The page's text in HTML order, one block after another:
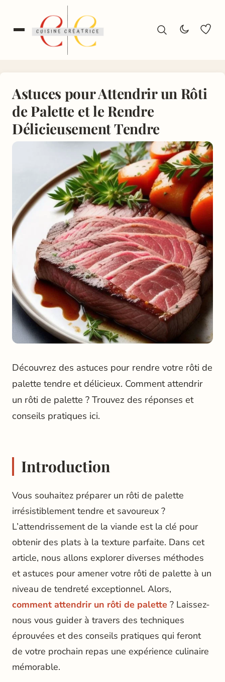
Astuces pour Attendrir un Rôti
de Palette et le Rendre
Délicieusement Tendre
Découvrez des astuces pour rendre votre rôti de
palette tendre et délicieux. Comment attendrir
un rôti de palette ? Trouvez des réponses et
conseils pratiques ici.
Introduction
Vous souhaitez préparer un rôti de palette
irrésistiblement tendre et savoureux ?
L’attendrissement de la viande est la clé pour
obtenir des plats à la texture parfaite. Dans cet
article, nous allons explorer diverses méthodes
et astuces pour amener votre rôti de palette à un
niveau de tendreté exceptionnel. Alors,
comment attendrir un rôti de palette ? Laissez-
nous vous guider à travers des techniques
éprouvées et des conseils pratiques qui feront
de votre prochain repas une expérience culinaire
mémorable.